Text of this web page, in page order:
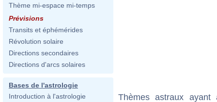
Thème mi-espace mi-temps
Prévisions
Transits et éphémérides
Révolution solaire
Directions secondaires
Directions d'arcs solaires
Bases de l'astrologie
Introduction à l'astrologie
Thèmes astraux